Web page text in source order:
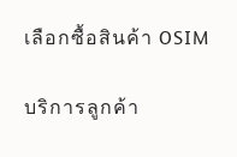
เลือกซื้อสินค้า OSIM
บริการลูกค้า